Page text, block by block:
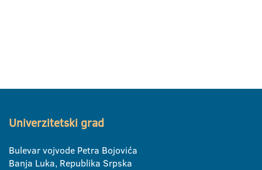
Univerzitetski grad
Bulevar vojvode Petra Bojovića
Banja Luka, Republika Srpska